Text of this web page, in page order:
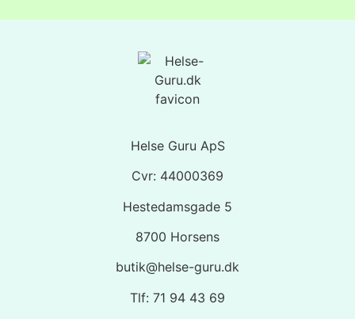
Helse Guru ApS
Cvr: 44000369
Hestedamsgade 5
8700 Horsens
butik@helse-guru.dk
Tlf: 71 94 43 69